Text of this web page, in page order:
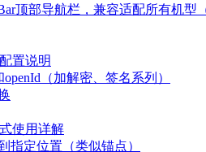
顶部导航栏，兼容适配所有机型
置说明
（加解密、签名系列）
使用详解
指定位置（类似锚点）